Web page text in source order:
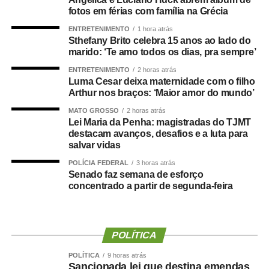
vagas e formação de cadastro de reserva para cargos de
níveis médio e superior, contemplando funções como
confiança depositada no Instituto Selecon e destacou a
forma como o processo foi conduzido.
“Eu, em nome do Selecon, também agradeço ao
deputado porque, de fato, fizemos um concurso histórico,
graças à oportunidade que o Juca nos deu para
presidente da instituição.
Ao final do encontro, Juca reforçou a importância da
fotos em férias com família na Grécia
ENTRETENIMENTO 1 hora atrás
Sthefany Brito celebra 15 anos ao lado do
marido: ‘Te amo todos os dias, pra sempre’
ENTRETENIMENTO 2 horas atrás
Luma Cesar deixa maternidade com o filho
Arthur nos braços: ‘Maior amor do mundo’
MATO GROSSO 2 horas atrás
Lei Maria da Penha: magistradas do TJMT
destacam avanços, desafios e a luta para
salvar vidas
POLÍCIA FEDERAL 3 horas atrás
Senado faz semana de esforço
concentrado a partir de segunda-feira
POLÍTICA
POLÍTICA 9 horas atrás